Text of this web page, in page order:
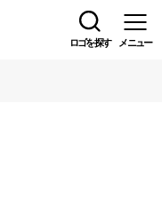
ロゴを探す メニュー